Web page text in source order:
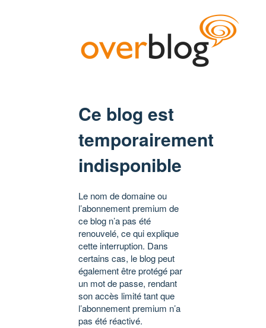
Ce blog est
temporairement
indisponible
Le nom de domaine ou
l’abonnement premium de
ce blog n’a pas été
renouvelé, ce qui explique
cette interruption. Dans
certains cas, le blog peut
également être protégé par
un mot de passe, rendant
son accès limité tant que
l’abonnement premium n’a
pas été réactivé.